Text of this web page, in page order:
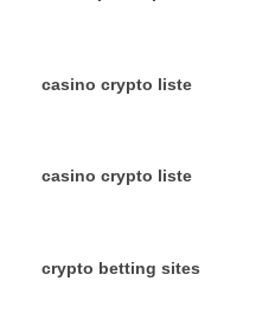
casino crypto liste
casino crypto liste
crypto betting sites